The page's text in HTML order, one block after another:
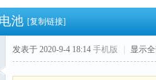
池 [复制链接]
发表于 2020-9-4 18:14 手机版 显示